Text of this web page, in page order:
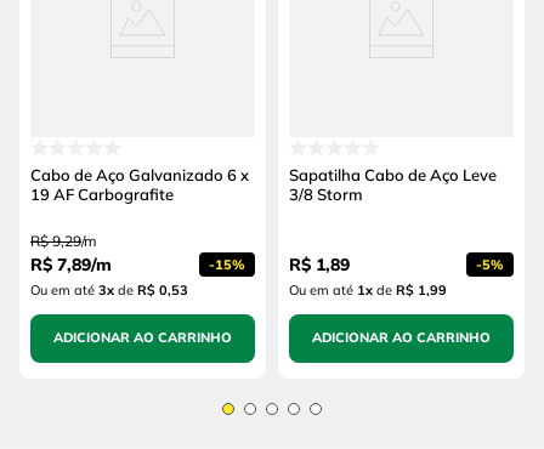
Cabo de Aço Galvanizado 6 x
19 AF Carbografite
R$ 9,29/m
R$ 7,89/m -15%
Ou em até 3x de R$ 0,53
ADICIONAR AO CARRINHO
Sapatilha Cabo de Aço Leve
3/8 Storm
R$ 1,89 -5%
Ou em até 1x de R$ 1,99
ADICIONAR AO CARRINHO